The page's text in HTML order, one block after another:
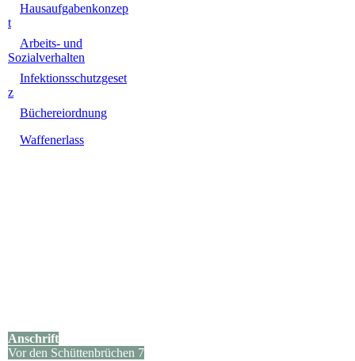
Hausaufgabenkonzep
t
Arbeits- und
Sozialverhalten
Infektionsschutzgeset
z
Büchereiordnung
Waffenerlass
Anschrift
Vor den Schüttenbrüchen 7